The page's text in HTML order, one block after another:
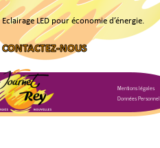
Mentions légales
Données
Eclairage LED pour économie d’énergie.
CONTACTEZ-NOUS